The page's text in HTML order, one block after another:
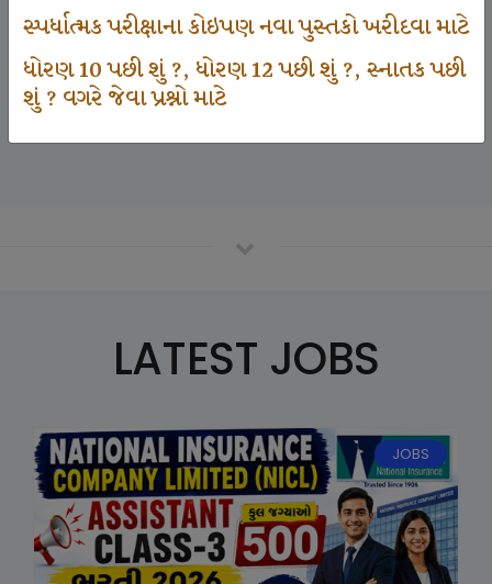
સ્પર્ધાત્મક પરીક્ષાના કોઇપણ નવા પુસ્તકો ખરીદવા માટે
ધોરણ 10 પછી શું ?, ધોરણ 12 પછી શું ?, સ્નાતક પછી
શું ? વગરે જેવા પ્રશ્નો માટે
125000
LATEST JOBS
JOBS